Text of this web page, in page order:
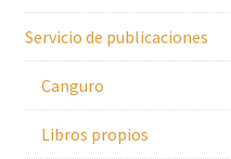
Servicio de publicaciones
Canguro
Libros propios